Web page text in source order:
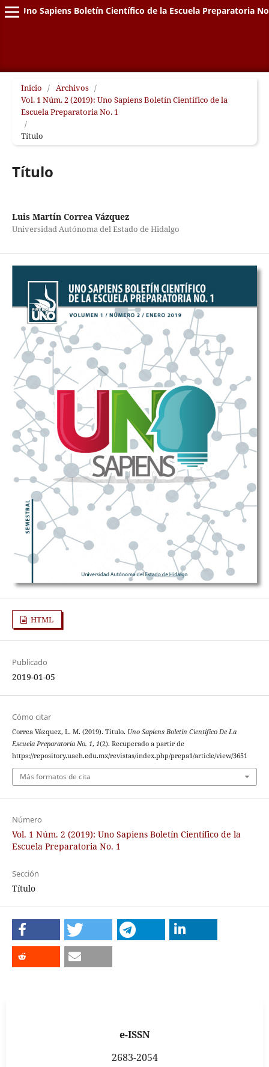
Uno Sapiens Boletín Científico de la Escuela Preparatoria
Inicio / Archivos /
Vol. 1 Núm. 2 (2019): Uno Sapiens Boletín Científico de la
Escuela Preparatoria No. 1
/
Título
Título
Luis Martín Correa Vázquez
Universidad Autónoma del Estado de Hidalgo
HTML
Publicado
2019-01-05
Cómo citar
Correa Vázquez, L. M. (2019). Título. Uno Sapiens Boletín Científico De La
Escuela Preparatoria No. 1, 1(2). Recuperado a partir de
https://repository.uaeh.edu.mx/revistas/index.php/prepa1/article/view/3651
Más formatos de cita
Número
Vol. 1 Núm. 2 (2019): Uno Sapiens Boletín Científico de la
Escuela Preparatoria No. 1
Sección
Título
e-ISSN
2683-2054